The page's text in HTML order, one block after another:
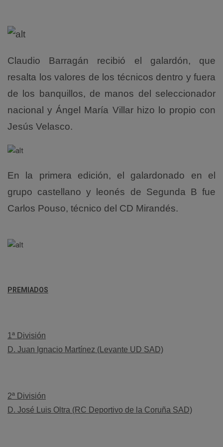
Claudio Barragán recibió el galardón, que
resalta los valores de los técnicos dentro y fuera
de los banquillos, de manos del seleccionador
nacional y Ángel María Villar hizo lo propio con
Jesús Velasco.
En la primera edición, el galardonado en el
grupo castellano y leonés de Segunda B fue
Carlos Pouso, técnico del CD Mirandés.
PREMIADOS
1ª División
D. Juan Ignacio Martínez (Levante UD SAD)
2ª División
D. José Luis Oltra (RC Deportivo de la Coruña SAD)